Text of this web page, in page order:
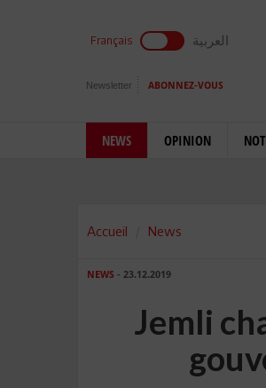
Français العربية
Newsletter ABONNEZ-VOUS
NEWS OPINION
Accueil News
NEWS - 23.12.2019
Jemli